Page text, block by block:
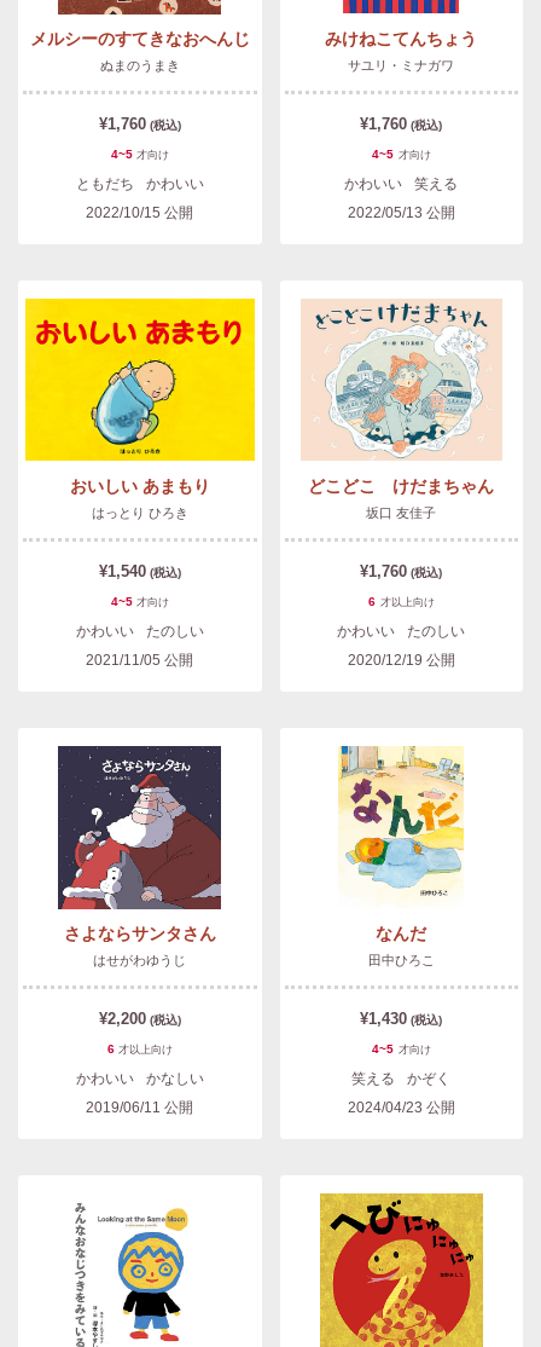
メルシーのすてきなおへんじ
ぬまのうまき
¥1,760 (税込)
4~5 才向け
ともだち
かわいい
2022/10/15 公開
みけねこてんちょう
サユリ・ミナガワ
¥1,760 (税込)
4~5 才向け
かわいい
笑える
2022/05/13 公開
おいしい あまもり
はっとり ひろき
¥1,540 (税込)
4~5 才向け
かわいい
たのしい
2021/11/05 公開
どこどこ けだまちゃん
坂口 友佳子
¥1,760 (税込)
6 才以上向け
かわいい
たのしい
2020/12/19 公開
さよならサンタさん
はせがわゆうじ
¥2,200 (税込)
6 才以上向け
かわいい
かなしい
2019/06/11 公開
なんだ
田中ひろこ
¥1,430 (税込)
4~5 才向け
笑える
かぞく
2024/04/23 公開